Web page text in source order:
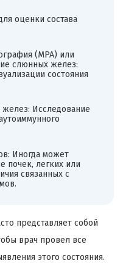
оценки состава
(МРА) или
слюнных желез:
состояния
Исследование
Иногда может
почек, легких или
связанных с
представляет собой
врач провел все
этого состояния.